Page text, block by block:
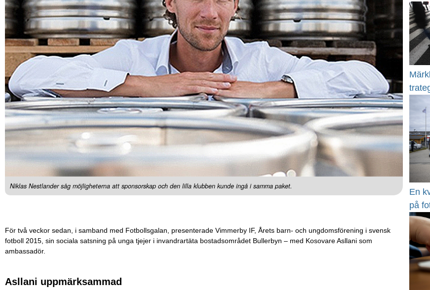
Niklas Nestlander såg möjligheterna att sponsorskap och den lilla klubben kunde ingå i samma paket.
För två veckor sedan, i samband med Fotbollsgalan, presenterade Vimmerby IF, Årets barn- och ungdomsförening i svensk
fotboll 2015, sin sociala satsning på unga tjejer i invandrartäta bostadsområdet Bullerbyn – med Kosovare Asllani som
ambassadör.
Asllani uppmärksammad
En
på